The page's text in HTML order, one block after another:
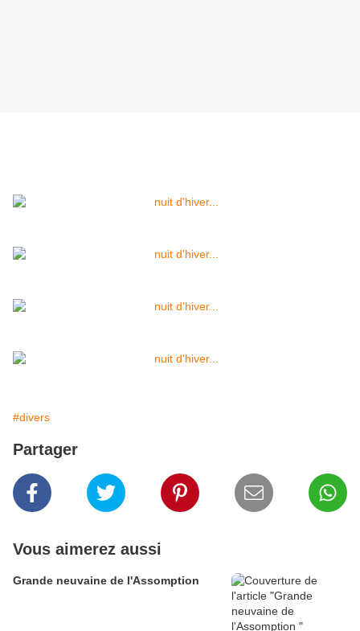
#divers
Partager
Vous aimerez aussi
Grande neuvaine de l'Assomption